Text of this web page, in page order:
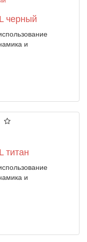
черный
и
титан
и